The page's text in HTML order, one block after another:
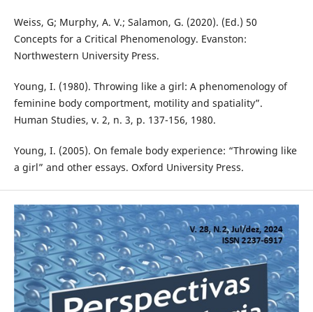
Weiss, G; Murphy, A. V.; Salamon, G. (2020). (Ed.) 50
Concepts for a Critical Phenomenology. Evanston:
Northwestern University Press.
Young, I. (1980). Throwing like a girl: A phenomenology of
feminine body comportment, motility and spatiality”.
Human Studies, v. 2, n. 3, p. 137-156, 1980.
Young, I. (2005). On female body experience: “Throwing like
a girl” and other essays. Oxford University Press.